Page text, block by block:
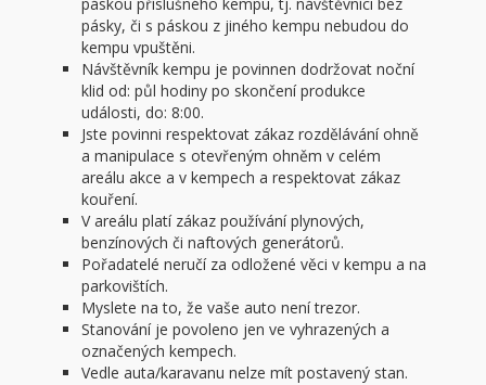
pásky, či s páskou z jiného kempu nebudou do
kempu vpuštěni.
Návštěvník kempu je povinnen dodržovat noční
klid od: půl hodiny po skončení produkce
události, do: 8:00.
Jste povinni respektovat zákaz rozdělávání ohně
a manipulace s otevřeným ohněm v celém
areálu akce a v kempech a respektovat zákaz
kouření.
V areálu platí zákaz používání plynových,
benzínových či naftových generátorů.
Pořadatelé neručí za odložené věci v kempu a na
parkovištích.
Myslete na to, že vaše auto není trezor.
Stanování je povoleno jen ve vyhrazených a
označených kempech.
Vedle auta/karavanu nelze mít postavený stan.